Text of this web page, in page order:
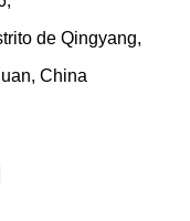
de Qingyang,
China